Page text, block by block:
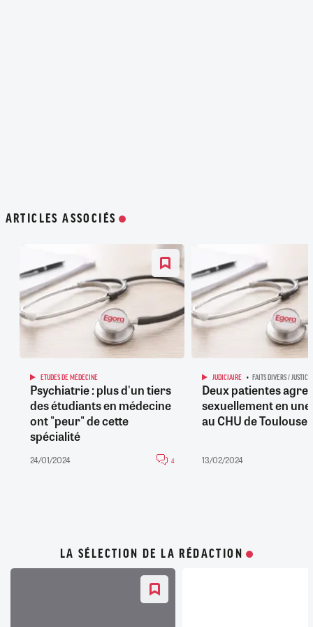
ARTICLES ASSOCIÉS
ETUDES DE MÉDECINE
Psychiatrie : plus d'un tiers
des étudiants en médecine
ont "peur" de cette
spécialité
24/01/2024 4
JUDICIAIRE FAITS DIVERS / JUSTICE
Deux patientes
sexuellement en
au CHU de Toulouse
13/02/2024
LA SÉLECTION DE LA RÉDACTION